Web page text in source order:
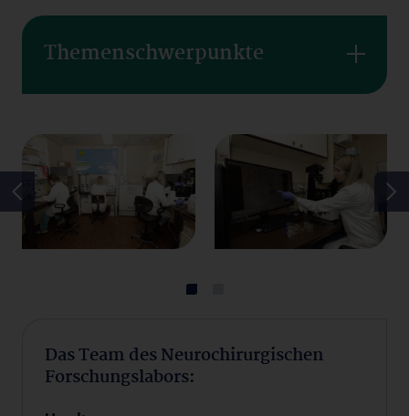
Themenschwerpunkte
Das Team des Neurochirurgischen
Forschungslabors: